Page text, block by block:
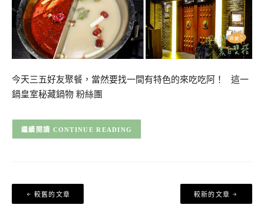
今天三五好友聚餐，當然要找一間有特色的來吃吃阿！ 這一
鍋皇室秘藏鍋物 粉絲團
CONTINUE READING
文
章
較舊的文章 較新的文章